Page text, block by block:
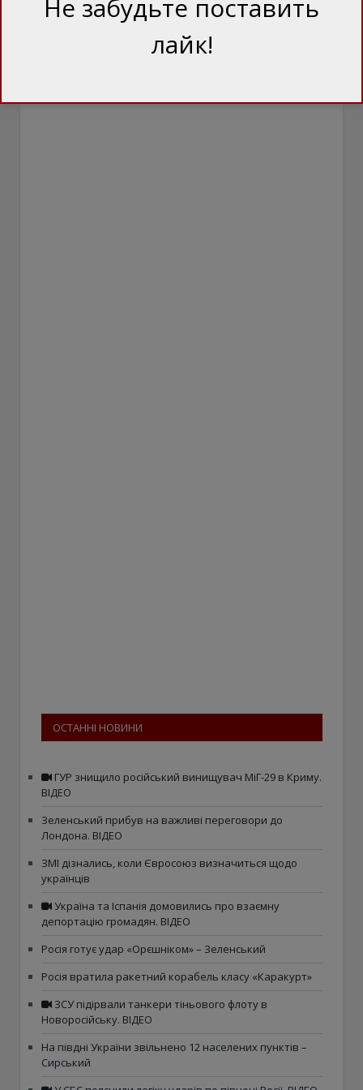
ОСТАННІ НОВИНИ
ГУР знищило російський винищувач МіГ-29 в Криму.
ВІДЕО
Зеленський прибув на важливі переговори до
Лондона. ВІДЕО
ЗМІ дізнались, коли Євросоюз визначиться щодо
українців
Україна та Іспанія домовились про взаємну
депортацію громадян. ВІДЕО
Росія готує удар «Орєшніком» – Зеленський
Росія вратила ракетний корабель класу «Каракурт»
ЗСУ підірвали танкери тіньового флоту в
Новоросійську. ВІДЕО
На півдні України звільнено 12 населених пунктів –
Сирський
Не забудьте поставить
лайк!